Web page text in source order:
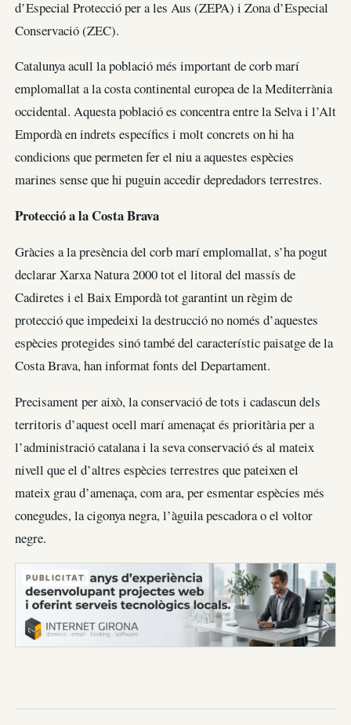
d’Especial Protecció per a les Aus (ZEPA) i Zona d’Especial
Conservació (ZEC).
Catalunya acull la població més important de corb marí
emplomallat a la costa continental europea de la Mediterrània
occidental. Aquesta població es concentra entre la Selva i l’Alt
Empordà en indrets específics i molt concrets on hi ha
condicions que permeten fer el niu a aquestes espècies
marines sense que hi puguin accedir depredadors terrestres.
Protecció a la Costa Brava
Gràcies a la presència del corb marí emplomallat, s’ha pogut
declarar Xarxa Natura 2000 tot el litoral del massís de
Cadiretes i el Baix Empordà tot garantint un règim de
protecció que impedeixi la destrucció no només d’aquestes
espècies protegides sinó també del característic paisatge de la
Costa Brava, han informat fonts del Departament.
Precisament per això, la conservació de tots i cadascun dels
territoris d’aquest ocell marí amenaçat és prioritària per a
l’administració catalana i la seva conservació és al mateix
nivell que el d’altres espècies terrestres que pateixen el
mateix grau d’amenaça, com ara, per esmentar espècies més
conegudes, la cigonya negra, l’àguila pescadora o el voltor
negre.
PUBLICITAT